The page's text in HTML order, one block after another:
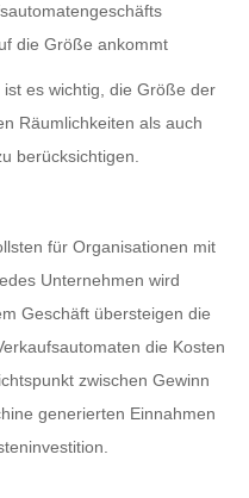
die Größe ankommt
es wichtig, die Größe der
Räumlichkeiten als auch
berücksichtigen.
für Organisationen mit
Unternehmen wird
Geschäft übersteigen die
die Kosten
zwischen Gewinn
generierten Einnahmen